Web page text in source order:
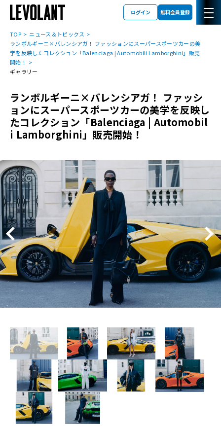
ログイン 無料会員登録
TOP
ニュース＆トピックス
ランボルギーニ×バレンシアガ！ ファッションにスーパースポーツカーの美
学を反映したコレクション「Balenciaga | Automobili Lamborghini」販売
開始！
ギャラリー
ランボルギーニ×バレンシアガ！ ファッシ
ョンにスーパースポーツカーの美学を反映し
たコレクション「Balenciaga | Automobil
i Lamborghini」販売開始！